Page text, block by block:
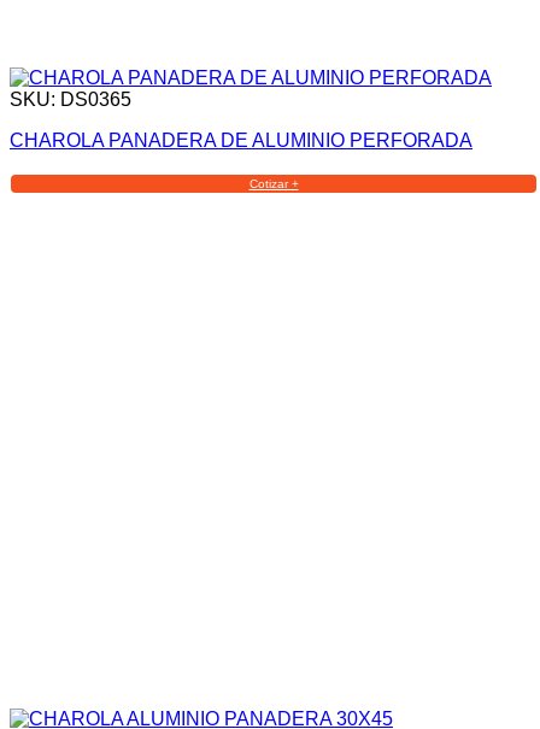
SKU: DS0365
CHAROLA PANADERA DE ALUMINIO PERFORADA
Cotizar +